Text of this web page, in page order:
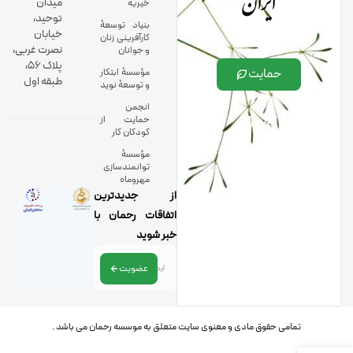
حمایت
خیریه
بنیاد توسعۀ
کارآفرینی زنان
و جوانان
مؤسسۀ ابتکار
و توسعۀ نوید
انجمن
حمایت از
کودکان کار
مؤسسۀ
توانمندسازی
مهروماه
توحید،
خیابان
نصرت غربی،
پلاک 56،
طبقه اول
از جدیدترین
اتفاقات رحمان با
خبر شوید
عضویت
تمامی حقوق مادی و معنوی سایت متعلق به موسسه رحمان می باشد .